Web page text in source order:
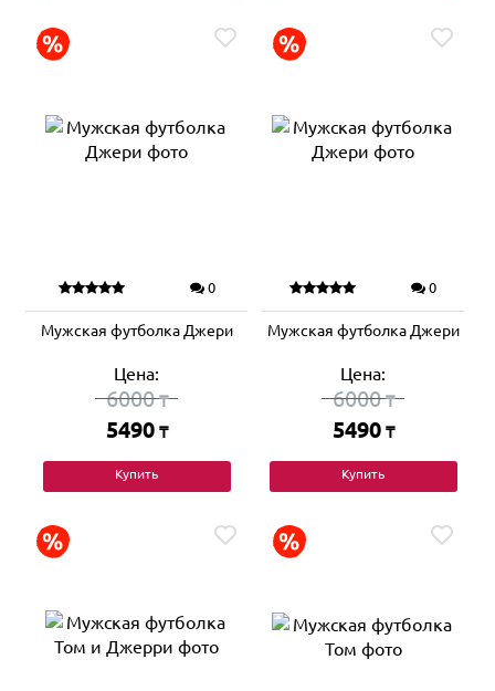
0
Мужская футболка Джери
Цена:
6000₸
5490 ₸
Купить
0
Мужская футболка Джери
Цена:
6000₸
5490 ₸
Купить